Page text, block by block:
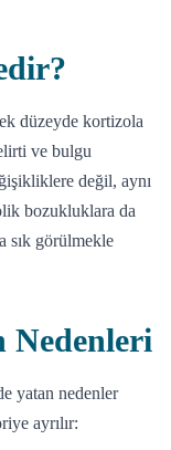
düzeyde kortizola
ve bulgu
değil, aynı
bozukluklara da
sık görülmekle
yatan nedenler
ayrılır: